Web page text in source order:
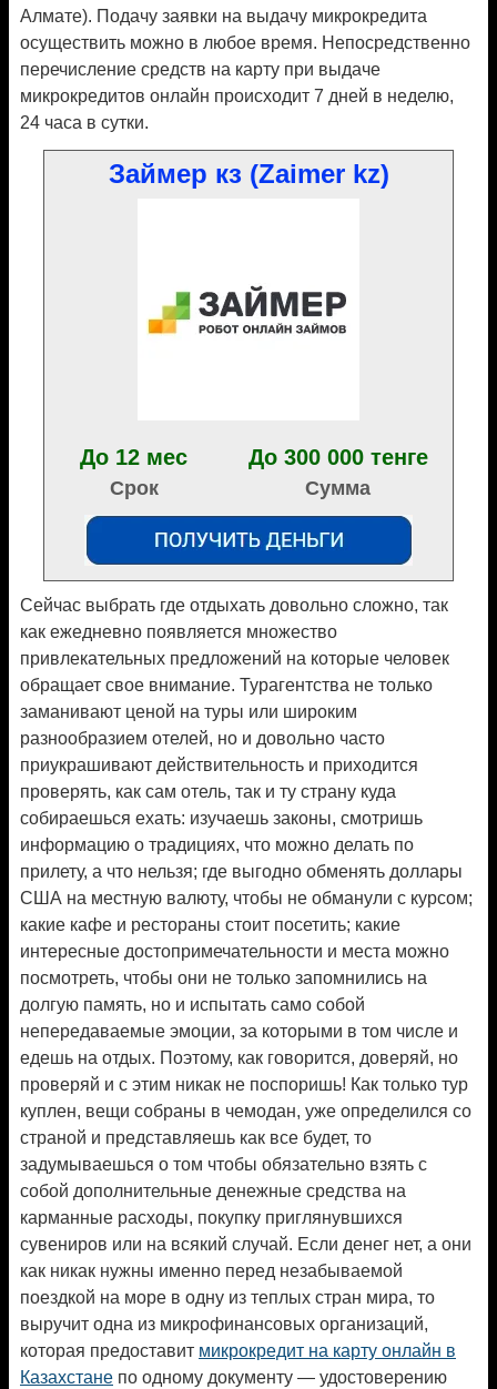
Алмате). Подачу заявки на выдачу микрокредита
осуществить можно в любое время. Непосредственно
перечисление средств на карту при выдаче
микрокредитов онлайн происходит 7 дней в неделю,
24 часа в сутки.
Займер кз (Zaimer kz)
До 12 мес
Срок
До 300 000 тенге
Сумма
Сейчас выбрать где отдыхать довольно сложно, так
как ежедневно появляется множество
привлекательных предложений на которые человек
обращает свое внимание. Турагентства не только
заманивают ценой на туры или широким
разнообразием отелей, но и довольно часто
приукрашивают действительность и приходится
проверять, как сам отель, так и ту страну куда
собираешься ехать: изучаешь законы, смотришь
информацию о традициях, что можно делать по
прилету, а что нельзя; где выгодно обменять доллары
США на местную валюту, чтобы не обманули с курсом;
какие кафе и рестораны стоит посетить; какие
интересные достопримечательности и места можно
посмотреть, чтобы они не только запомнились на
долгую память, но и испытать само собой
непередаваемые эмоции, за которыми в том числе и
едешь на отдых. Поэтому, как говорится, доверяй, но
проверяй и с этим никак не поспоришь! Как только тур
куплен, вещи собраны в чемодан, уже определился со
страной и представляешь как все будет, то
задумываешься о том чтобы обязательно взять с
собой дополнительные денежные средства на
карманные расходы, покупку приглянувшихся
сувениров или на всякий случай. Если денег нет, а они
как никак нужны именно перед незабываемой
поездкой на море в одну из теплых стран мира, то
выручит одна из микрофинансовых организаций,
которая предоставит микрокредит на карту онлайн в
Казахстане по одному документу — удостоверению